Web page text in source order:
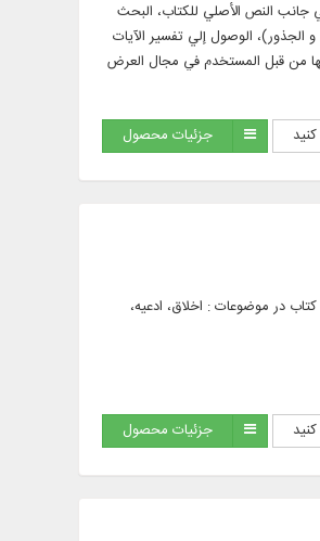
إلي جانب النص الأصلي للكتاب، البحث
الوصول إلي تفسير الآيات
من قبل المستخدم في مجال العرض
جزئیات محصول
اصلی کتاب در موضوعات : اخلاق، ادعیه،
جزئیات محصول